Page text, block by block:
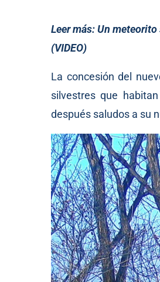
Leer más:Un meteorito
(VIDEO)
La concesión del
silvestres que
después saludos a su